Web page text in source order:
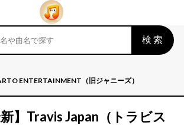
検索
ENTERTAINMENT（旧ジャニーズ）
新】Travis Japan（トラビス